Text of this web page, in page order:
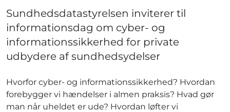
Sundhedsdatastyrelsen inviterer til
informationsdag om cyber- og
informationssikkerhed for private
udbydere af sundhedsydelser
Hvorfor cyber- og informationssikkerhed? Hvordan
forebygger vi hændelser i almen praksis? Hvad gør
man når uheldet er ude? Hvordan løfter vi